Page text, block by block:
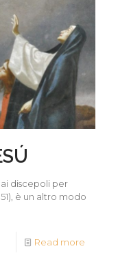
discepoli per
è un altro modo
Read more